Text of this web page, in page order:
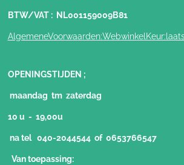
BTW/VAT : NL001159009B81
OPENINGSTIJDEN ;
maandag tm zaterdag
10 u - 19,00u
na tel 040-2044544 of 0653766547
Van toepassing: